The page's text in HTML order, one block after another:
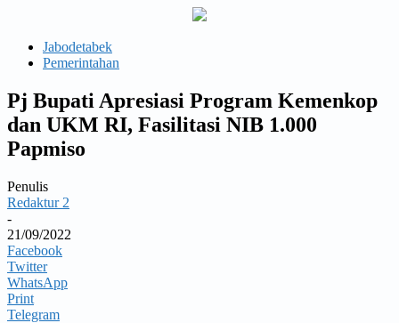
Jabodetabek
Pemerintahan
Pj Bupati Apresiasi Program Kemenkop
dan UKM RI, Fasilitasi NIB 1.000
Papmiso
Penulis
Redaktur 2
-
21/09/2022
Facebook
Twitter
WhatsApp
Print
Telegram